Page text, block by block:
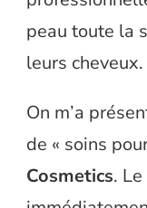
peau toute la
leurs cheveux.
On m’a
de « soins
Cosmetics.